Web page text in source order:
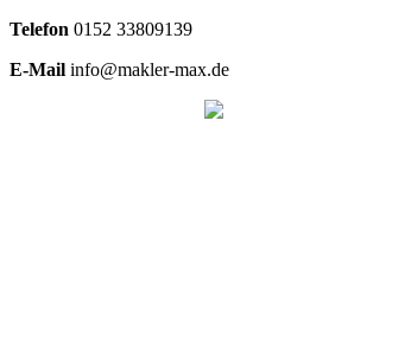
Telefon 0152 33809139
E-Mail info@makler-max.de